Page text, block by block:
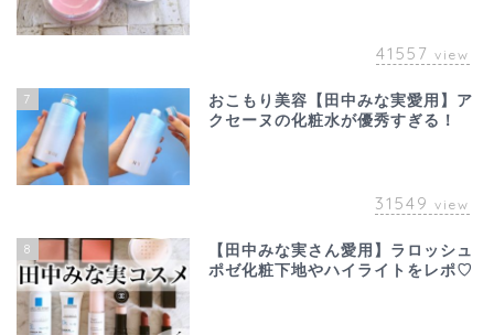
41557 view
7
おこもり美容【田中みな実愛用】ア
クセーヌの化粧水が優秀すぎる！
31549 view
8
【田中みな実さん愛用】ラロッシュ
ポゼ化粧下地やハイライトをレポ♡